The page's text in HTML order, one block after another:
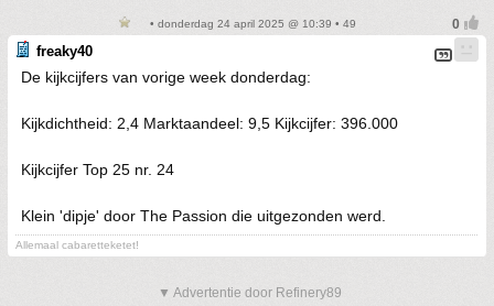
• donderdag 24 april 2025 @ 10:39 • 49
freaky40
De kijkcijfers van vorige week donderdag:
Kijkdichtheid: 2,4 Marktaandeel: 9,5 Kijkcijfer: 396.000
Kijkcijfer Top 25 nr. 24
Klein 'dipje' door The Passion die uitgezonden werd.
Allemaal cabaretteketet!
▼ Advertentie door Refinery89